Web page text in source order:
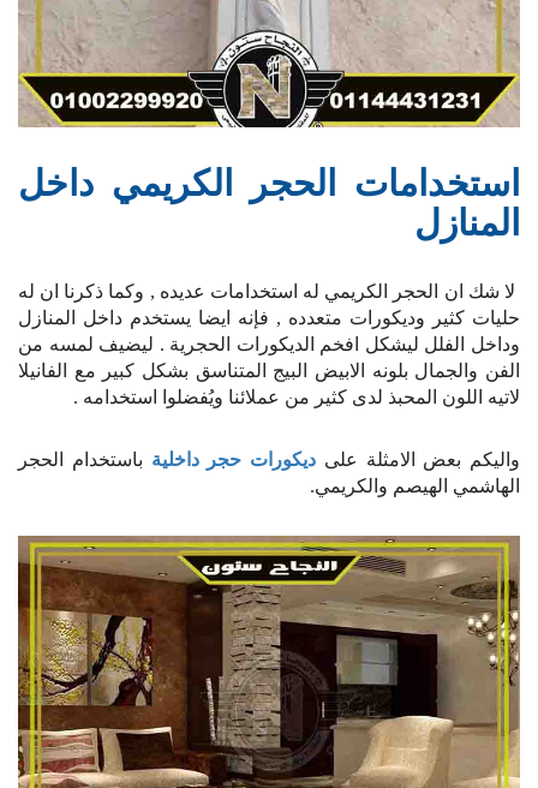
استخدامات الحجر الكريمي داخل
المنازل
لا شك ان الحجر الكريمي له استخدامات عديده , وكما ذكرنا ان له
حليات كثير وديكورات متعدده , فإنه ايضا يستخدم داخل المنازل
وداخل الفلل ليشكل افخم الديكورات الحجرية . ليضيف لمسه من
الفن والجمال بلونه الابيض البيج المتناسق بشكل كبير مع الفانيلا
لاتيه اللون المحبذ لدى كثير من عملائنا ويُفضلوا استخدامه .
واليكم بعض الامثلة على ديكورات حجر داخلية باستخدام الحجر
الهاشمي الهيصم والكريمي.